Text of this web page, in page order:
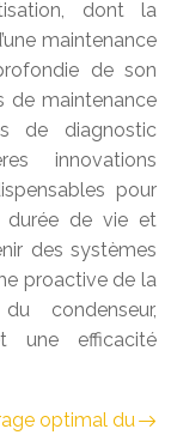
dont la
maintenance
de son
de maintenance
de diagnostic
innovations
pour
durée de vie et
des systèmes
proactive de la
condenseur,
une efficacité
optimal du